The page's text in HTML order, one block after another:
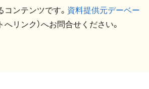
ンテンツです。 資料提供元デーベー
へリンク）へお問合せください。